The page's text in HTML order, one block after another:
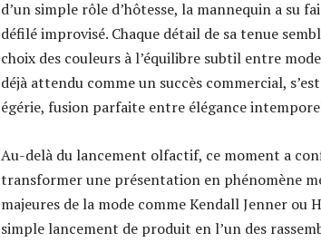
d’un simple rôle d’hôtesse, la mannequin a su
défilé improvisé. Chaque détail de sa tenue
choix des couleurs à l’équilibre subtil entre
déjà attendu comme un succès commercial,
égérie, fusion parfaite entre élégance
Au-delà du lancement olfactif, ce moment a
transformer une présentation en phénomène
majeures de la mode comme Kendall Jenner ou
simple lancement de produit en l’un des